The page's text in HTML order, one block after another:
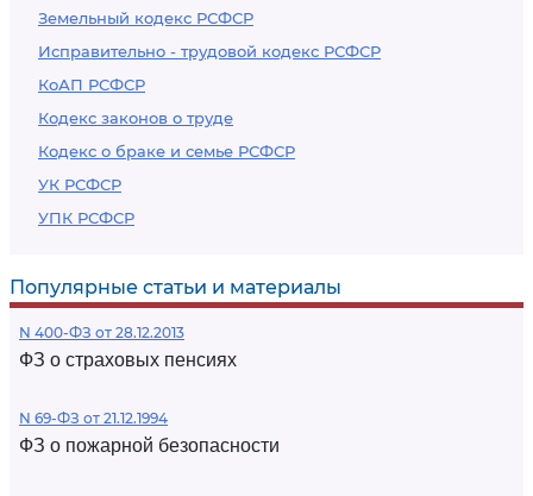
Земельный кодекс РСФСР
Исправительно - трудовой кодекс РСФСР
КоАП РСФСР
Кодекс законов о труде
Кодекс о браке и семье РСФСР
УК РСФСР
УПК РСФСР
Популярные статьи и материалы
N 400-ФЗ от 28.12.2013
ФЗ о страховых пенсиях
N 69-ФЗ от 21.12.1994
ФЗ о пожарной безопасности